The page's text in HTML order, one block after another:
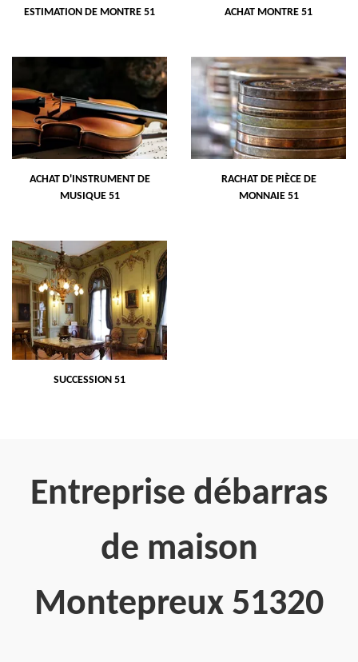
ESTIMATION DE MONTRE 51 ACHAT MONTRE 51
ACHAT D'INSTRUMENT DE
MUSIQUE 51
RACHAT DE PIÈCE DE
MONNAIE 51
SUCCESSION 51
Entreprise débarras
de maison
Montepreux 51320